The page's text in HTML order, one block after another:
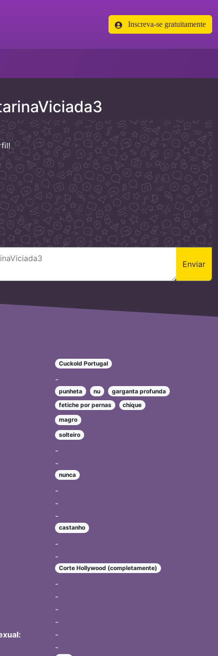
Inscreva-se gratuitamente
Enviar
Cuckold Portugal
-
punheta nu
garganta profunda
fetiche por pernas
chique
magro
solteiro
-
-
nunca
-
-
-
castanho
-
-
Corte Hollywood (completamente)
-
-
-
-
-
-